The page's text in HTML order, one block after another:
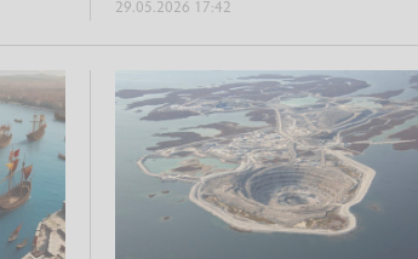
29.05.2026 17:42